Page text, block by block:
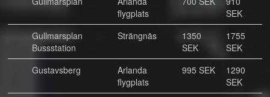
flygplats
SEK
Gullmarsplan
Bussstation
Strängnäs
1350
SEK
1755
SEK
Gustavsberg
Arlanda
flygplats
995 SEK
1290
SEK